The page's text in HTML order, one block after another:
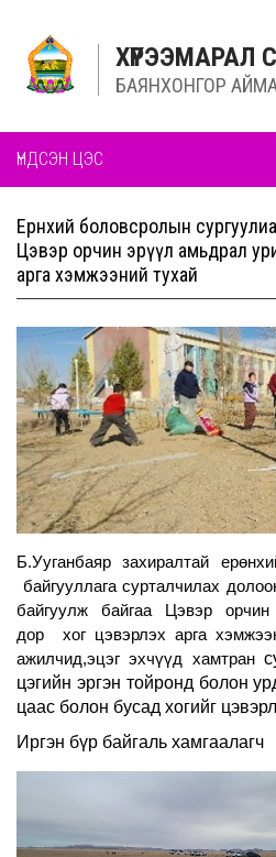
ХҮРЭЭМАРАЛ
БАЯНХОНГОР
ҮНДСЭН ЦЭС
Ерөнхий боловсролын
Цэвэр орчин эрүүл амьдрал
арга хэмжээний тухай
Б.Ууганбаяр захиралтай
байгууллага сурталчилах
байгуулж байгаа Цэвэр
дор хог цэвэрлэх арга
ажилчид,эцэг эхчүүд хамтран
цэгийн эргэн тойронд болон
цаас болон бусад хогийг
Иргэн бүр байгаль хамгаалагч